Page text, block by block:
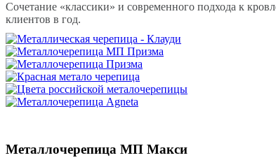
Сочетание «классики» и современного подхода к
клиентов в год.
Металлочерепица МП Макси